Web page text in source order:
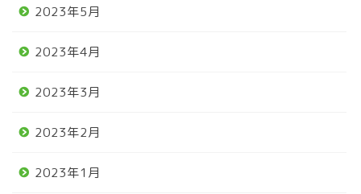
2023年5月
2023年4月
2023年3月
2023年2月
2023年1月